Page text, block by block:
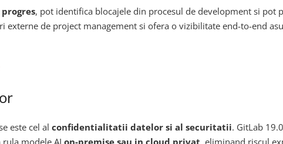
, pot identifica blocajele din procesul de development si pot
de project management si ofera o vizibilitate end-to-end
este cel al confidentialitatii datelor si al securitatii. GitLab